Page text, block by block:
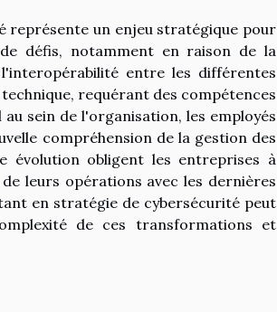
représente un enjeu stratégique pour
défis, notamment en raison de la
entre les différentes
requérant des compétences
sein de l'organisation, les employés
compréhension de la gestion des
évolution obligent les entreprises à
leurs opérations avec les dernières
en stratégie de cybersécurité peut
de ces transformations et